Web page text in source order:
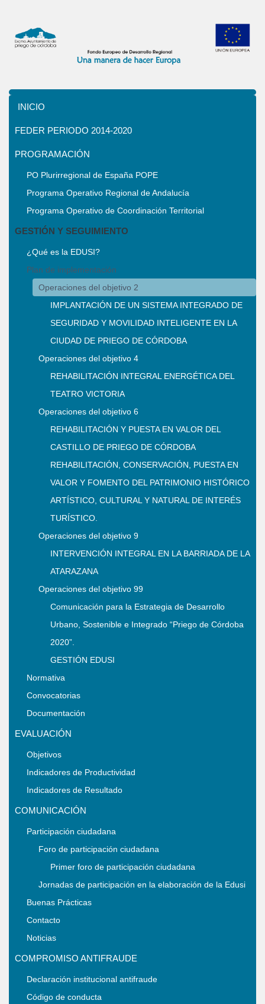
INICIO
FEDER PERIODO 2014-2020
PROGRAMACIÓN
PO Plurirregional de España POPE
Programa Operativo Regional de Andalucía
Programa Operativo de Coordinación Territorial
GESTIÓN Y SEGUIMIENTO
¿Qué es la EDUSI?
Plan de implementación
Operaciones del objetivo 2
IMPLANTACIÓN DE UN SISTEMA INTEGRADO DE
SEGURIDAD Y MOVILIDAD INTELIGENTE EN LA
CIUDAD DE PRIEGO DE CÓRDOBA
Operaciones del objetivo 4
REHABILITACIÓN INTEGRAL ENERGÉTICA DEL
TEATRO VICTORIA
Operaciones del objetivo 6
REHABILITACIÓN Y PUESTA EN VALOR DEL
CASTILLO DE PRIEGO DE CÓRDOBA
REHABILITACIÓN, CONSERVACIÓN, PUESTA EN
VALOR Y FOMENTO DEL PATRIMONIO HISTÓRICO
ARTÍSTICO, CULTURAL Y NATURAL DE INTERÉS
TURÍSTICO.
Operaciones del objetivo 9
INTERVENCIÓN INTEGRAL EN LA BARRIADA DE LA
ATARAZANA
Operaciones del objetivo 99
Comunicación para la Estrategia de Desarrollo
Urbano, Sostenible e Integrado “Priego de Córdoba
2020”.
GESTIÓN EDUSI
Normativa
Convocatorias
Documentación
EVALUACIÓN
Objetivos
Indicadores de Productividad
Indicadores de Resultado
COMUNICACIÓN
Participación ciudadana
Foro de participación ciudadana
Primer foro de participación ciudadana
Jornadas de participación en la elaboración de la Edusi
Buenas Prácticas
Contacto
Noticias
COMPROMISO ANTIFRAUDE
Declaración institucional antifraude
Código de conducta